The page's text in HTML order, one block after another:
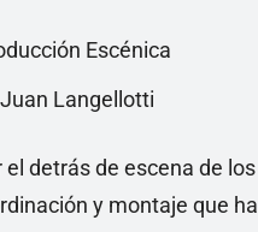
Escénica
Langellotti
detrás de escena de
y montaje que